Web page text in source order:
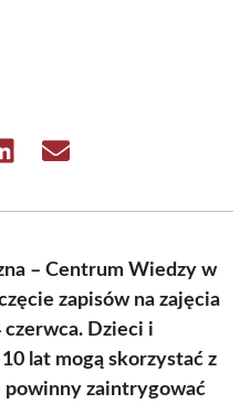
Share Share
– Centrum Wiedzy w
zapisów na zajęcia
Dzieci i
lat mogą skorzystać z
powinny zaintrygować